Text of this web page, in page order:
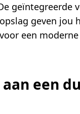
geïntegreerde
geven jou
een
een